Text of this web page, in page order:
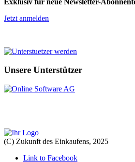
Jetzt anmelden
Unsere Unterstützer
(C) Zukunft des Einkaufens, 2025
Link to Facebook